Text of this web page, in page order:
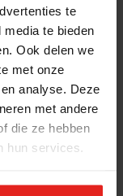
te
te bieden
Ook delen we
met onze
analyse. Deze
met andere
die ze hebben
hun services.